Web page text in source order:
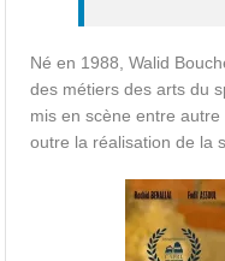
Né en 1988, Walid
des métiers des arts du
mis en scène entre autre
outre la réalisation de la